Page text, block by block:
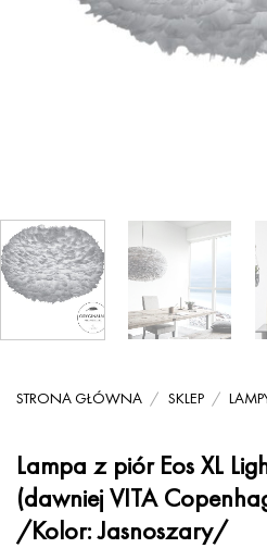
STRONA GŁÓWNA / SKLEP /
Lampa z piór Eos XL
(dawniej VITA
/Kolor: Jasnoszary/